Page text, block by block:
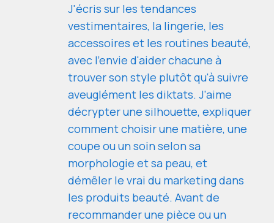
J'écris sur les tendances
vestimentaires, la lingerie, les
accessoires et les routines beauté,
avec l'envie d'aider chacune à
trouver son style plutôt qu'à suivre
aveuglément les diktats. J'aime
décrypter une silhouette, expliquer
comment choisir une matière, une
coupe ou un soin selon sa
morphologie et sa peau, et
démêler le vrai du marketing dans
les produits beauté. Avant de
recommander une pièce ou un